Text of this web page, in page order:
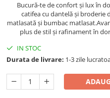
Bucură-te de confort și lux în
catifea cu dantelă și broderie
matlasată și bumbac
plus de stil și rafinament în
IN STOC
Durata de livrare: 1-3 zile